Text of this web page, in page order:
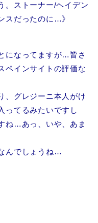
。ストーナー/ヘイデン
スだったのに…》
になってますが…皆さ
ペインサイトの評価な
、グレジーニ本人がけ
ってるみたいですし
ね…あっ、いや、あま
んでしょうね…